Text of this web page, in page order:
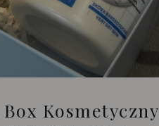
Kosmetyczny